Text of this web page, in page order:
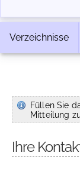
Verzeichnisse
Füllen Sie
Mitteilung
Ihre